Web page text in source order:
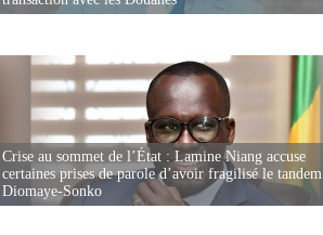
Crise au sommet de l’État : Lamine Niang accuse
certaines prises de parole d’avoir fragilisé le tandem
Diomaye-Sonko